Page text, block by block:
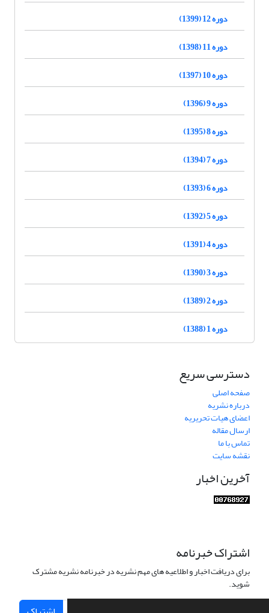
دوره 12 (1399)
دوره 11 (1398)
دوره 10 (1397)
دوره 9 (1396)
دوره 8 (1395)
دوره 7 (1394)
دوره 6 (1393)
دوره 5 (1392)
دوره 4 (1391)
دوره 3 (1390)
دوره 2 (1389)
دوره 1 (1388)
دسترسی سریع
صفحه اصلی
درباره نشریه
اعضای هیات تحریریه
ارسال مقاله
تماس با ما
نقشه سایت
آخرین اخبار
اشتراک خبرنامه
برای دریافت اخبار و اطلاعیه های مهم نشریه در خبرنامه نشریه مشترک
شوید.